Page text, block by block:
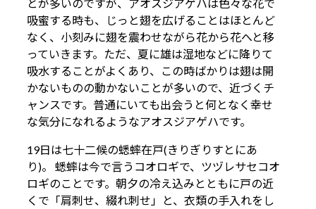
とが多いのですが、アオスジアゲハは色々な花で
吸蜜する時も、じっと翅を広げることはほとんど
なく、小刻みに翅を震わせながら花から花へと移
っていきます。ただ、夏に雄は湿地などに降りて
吸水することがよくあり、この時ばかりは翅は開
かないものの動かないことが多いので、近づくチ
ャンスです。普通にいても出会うと何となく幸せ
な気分になれるようなアオスジアゲハです。
19日は七十二候の蟋蟀在戸(きりぎりすとにあ
り)。 蟋蟀は今で言うコオロギで、ツヅレサセコオ
ロギのことです。朝夕の冷え込みとともに戸の近
くで「肩刺せ、綴れ刺せ」と、衣類の手入れをし